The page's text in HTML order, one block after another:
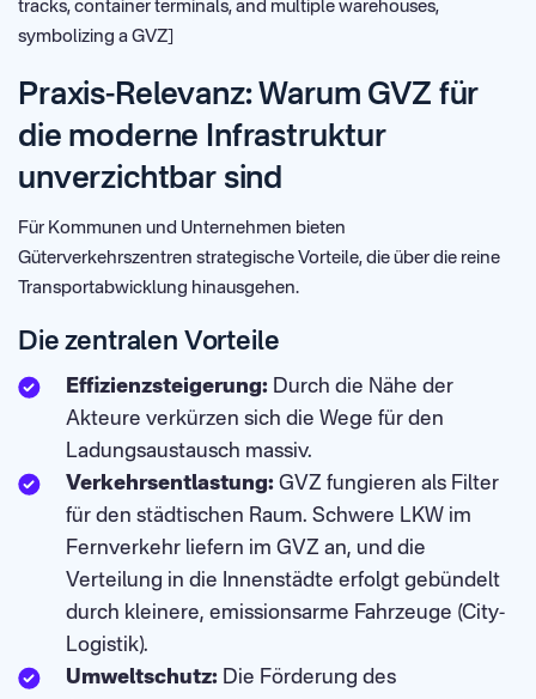
tracks, container terminals, and multiple warehouses,
symbolizing a GVZ]
Praxis-Relevanz: Warum GVZ für
die moderne Infrastruktur
unverzichtbar sind
Für Kommunen und Unternehmen bieten
Güterverkehrszentren strategische Vorteile, die über die reine
Transportabwicklung hinausgehen.
Die zentralen Vorteile
Effizienzsteigerung: Durch die Nähe der
Akteure verkürzen sich die Wege für den
Ladungsaustausch massiv.
Verkehrsentlastung: GVZ fungieren als Filter
für den städtischen Raum. Schwere LKW im
Fernverkehr liefern im GVZ an, und die
Verteilung in die Innenstädte erfolgt gebündelt
durch kleinere, emissionsarme Fahrzeuge (City-
Logistik).
Umweltschutz: Die Förderung des